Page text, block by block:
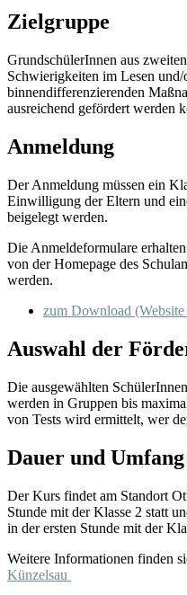
Zielgruppe
GrundschülerInnen aus
Schwierigkeiten im Lesen
binnendifferenzierenden
ausreichend gefördert werden
Anmeldung
Der Anmeldung müssen ein
Einwilligung der Eltern und
beigelegt werden.
Die Anmeldeformulare
von der Homepage des
werden.
zum Download
Auswahl der
Die ausgewählten
werden in Gruppen bis
von Tests wird ermittelt, wer
Dauer und
Der Kurs findet am Standort
Stunde mit der Klasse 2 statt
in der ersten Stunde mit der
Weitere Informationen finden
Künzelsau